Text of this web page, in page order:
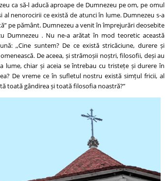
ca să-l aducă aproape de Dumnezeu pe om, pe omul
nenorocirii ce există de atunci în lume. Dumnezeu s-a
pe pământ. Dumnezeu a venit în împrejurări deosebite
Dumnezeu . Nu ne-a arătat în mod teoretic această
,,Cine suntem? De ce există stricăciune, durere și
De aceea, și strămoșii noștri, filosofii, deși au
chiar și aceia se întrebau cu tristețe și durere în
De vreme ce în sufletul nostru există simțul fricii, al
toată gândirea și toată filosofia noastră?”